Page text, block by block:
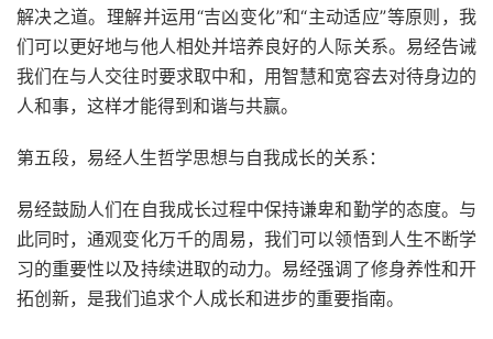
解决之道。理解并运用“吉凶变化”和“主动适应”等原则，我
们可以更好地与他人相处并培养良好的人际关系。易经告诫
我们在与人交往时要求取中和，用智慧和宽容去对待身边的
人和事，这样才能得到和谐与共赢。
第五段，易经人生哲学思想与自我成长的关系：
易经鼓励人们在自我成长过程中保持谦卑和勤学的态度。与
此同时，通观变化万千的周易，我们可以领悟到人生不断学
习的重要性以及持续进取的动力。易经强调了修身养性和开
拓创新，是我们追求个人成长和进步的重要指南。